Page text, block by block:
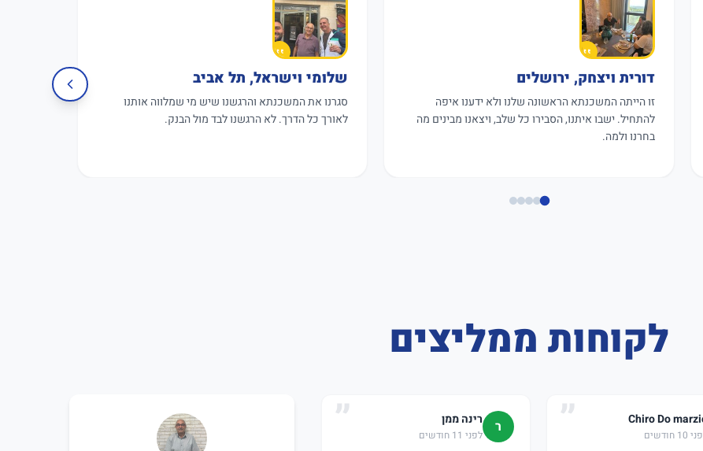
דורית ויצחק, ירושלים
זו הייתה המשכנתא הראשונה שלנו ולא ידענו איפה
להתחיל. ישבו איתנו, הסבירו כל שלב, ויצאנו מבינים מה
בחרנו ולמה.
שלומי וישראל, תל אביב
סגרנו את המשכנתא והרגשנו שיש מי שמלווה אותנו
לאורך כל הדרך. לא הרגשנו לבד מול הבנק.
לקוחות ממליצים
Chiro Do
חודשים ר רינה ממן
לפני 11 חודשים
אמיר אלפנדרי